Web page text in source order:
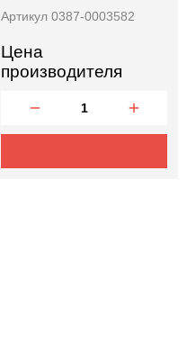
Артикул 0387-0003582
Цена
производителя